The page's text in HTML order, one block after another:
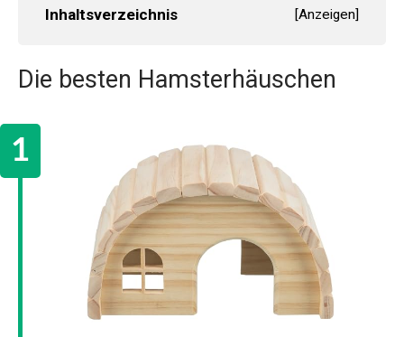
Inhaltsverzeichnis [Anzeigen]
Die besten Hamsterhäuschen